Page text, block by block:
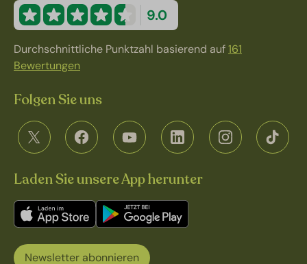
9.0
Durchschnittliche Punktzahl basierend auf161
Bewertungen
Folgen Sie uns
Laden Sie unsere App herunter
Newsletter abonnieren